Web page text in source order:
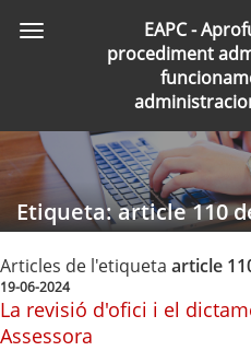
Toggle
navigation
EAPC -
procediment
Etiqueta: article 110
Articles de l'etiqueta article
19-06-2024
La revisió d'ofici i el
Assessora